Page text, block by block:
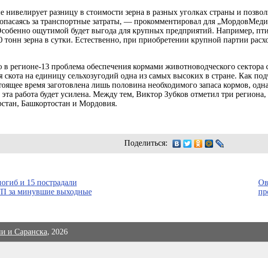
разницу в стоимости зерна в разных уголках страны и
за транспортные затраты, — прокомментировал для
ощутимой будет выгода для крупных предприятий. Например,
тонн зерна в сутки. Естественно, при приобретении крупной партии
регионе-13 проблема обеспечения кормами животноводческого сектора
скота на единицу сельхозугодий одна из самых высоких в стране. Как
время заготовлена лишь половина необходимого запаса кормов,
эта работа будет усилена. Между тем, Виктор Зубков отметил три
Башкортостан и Мордовия.
Поделиться:
и 15 пострадали
за минувшие выходные
и Саранска, 2026